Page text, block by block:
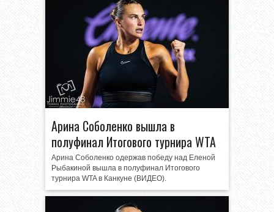
Арина Соболенко вышла в
полуфинал Итогового турнира WTA
Арина Соболенко одержав победу над Еленой
Рыбакиной вышла в полуфинал Итогового
турнира WTA в Канкуне (ВИДЕО).